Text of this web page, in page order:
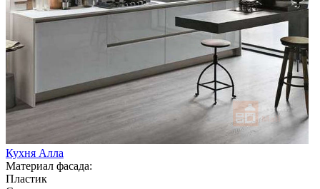
Кухня Алла
Материал фасада:
Пластик